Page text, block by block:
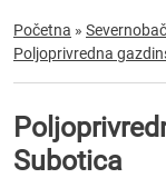
Početna »
Poljoprivredna
Subotica